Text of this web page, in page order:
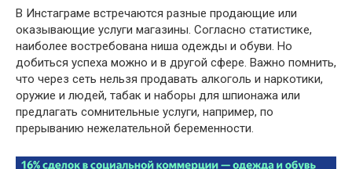
В Инстаграме встречаются разные продающие или
оказывающие услуги магазины. Согласно статистике,
наиболее востребована ниша одежды и обуви. Но
добиться успеха можно и в другой сфере. Важно помнить,
что через сеть нельзя продавать алкоголь и наркотики,
оружие и людей, табак и наборы для шпионажа или
предлагать сомнительные услуги, например, по
прерыванию нежелательной беременности.